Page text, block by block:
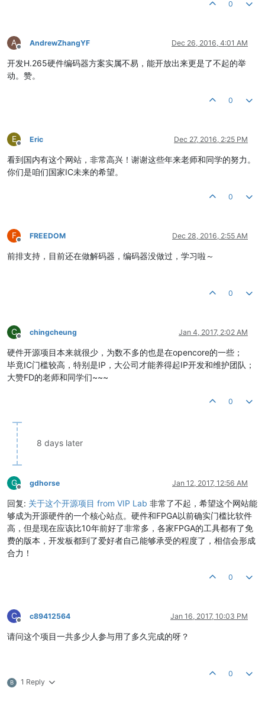
0
A
Offline
AndrewZhangYF Dec 26, 2016, 4:01 AM
开发H.265硬件编码器方案实属不易，能开放出来更是了不起的举
动。赞。
0
E
Offline
Eric Dec 27, 2016, 2:25 PM
看到国内有这个网站，非常高兴！谢谢这些年来老师和同学的努力。
你们是咱们国家IC未来的希望。
0
F
Offline
FREEDOM Dec 28, 2016, 2:55 AM
前排支持，目前还在做解码器，编码器没做过，学习啦～
0
C
Offline
chingcheung Jan 4, 2017, 2:02 AM
硬件开源项目本来就很少，为数不多的也是在opencore的一些；
毕竟IC门槛较高，特别是IP，大公司才能养得起IP开发和维护团队；
大赞FD的老师和同学们~~~
0
8 days later
G
Offline
gdhorse Jan 12, 2017, 12:56 AM
回复: 关于这个开源项目 from VIP Lab 非常了不起，希望这个网站能
够成为开源硬件的一个核心站点。硬件和FPGA以前确实门槛比软件
高，但是现在应该比10年前好了非常多，各家FPGA的工具都有了免
费的版本，开发板都到了爱好者自己能够承受的程度了，相信会形成
合力！
0
C
Offline
c89412564 Jan 16, 2017, 10:03 PM
请问这个项目一共多少人参与用了多久完成的呀？
B 1 Reply
0